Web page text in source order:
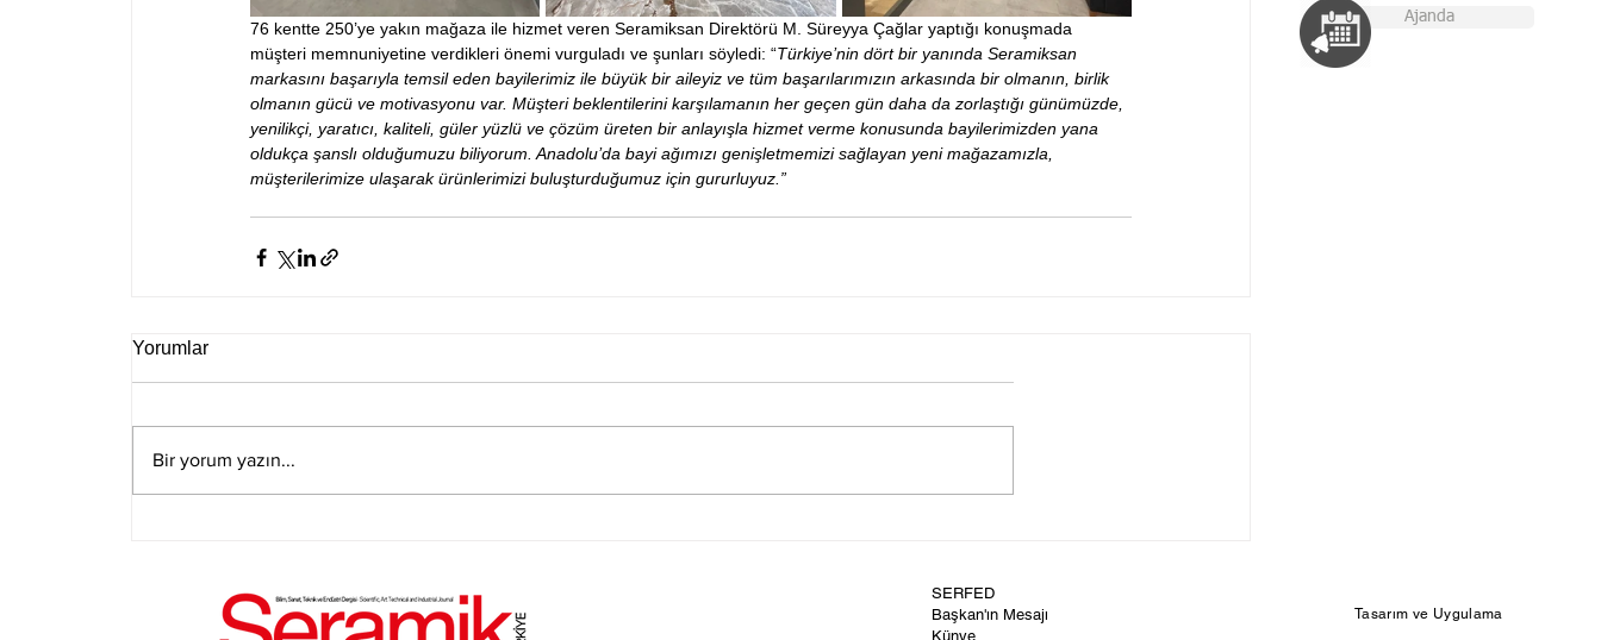
76 kentte 250’ye yakın mağaza ile hizmet veren Seramiksan Direktörü M. Süreyya Çağlar yaptığı konuşmada
müşteri memnuniyetine verdikleri önemi vurguladı ve şunları söyledi: “Türkiye’nin dört bir yanında Seramiksan
markasını başarıyla temsil eden bayilerimiz ile büyük bir aileyiz ve tüm başarılarımızın arkasında bir olmanın, birlik
olmanın gücü ve motivasyonu var. Müşteri beklentilerini karşılamanın her geçen gün daha da zorlaştığı günümüzde,
yenilikçi, yaratıcı, kaliteli, güler yüzlü ve çözüm üreten bir anlayışla hizmet verme konusunda bayilerimizden yana
oldukça şanslı olduğumuzu biliyorum. Anadolu’da bayi ağımızı genişletmemizi sağlayan yeni mağazamızla,
müşterilerimize ulaşarak ürünlerimizi buluşturduğumuz için gururluyuz.”
Yorumlar
Bir yorum yazın...
Ajanda
SERFED
Başkan'ın Mesajı
Künye
Tasarım ve Uygulama